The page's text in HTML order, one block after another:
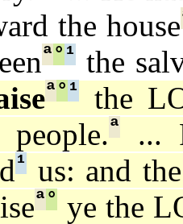
the house
ª° ¹ the
ª° ¹
the
people.ª
...
¹
us: and
ª° ye the